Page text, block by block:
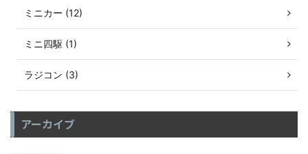
ミニカー (12)
ミニ四駆 (1)
ラジコン (3)
アーカイブ